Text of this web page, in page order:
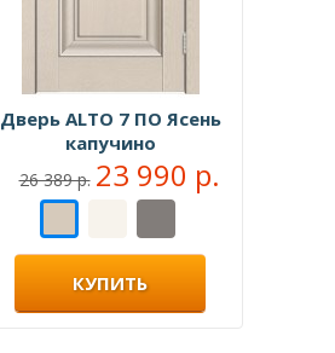
Дверь ALTO 7 ПО Ясень
капучино
26 389 р. 23 990 р.
КУПИТЬ